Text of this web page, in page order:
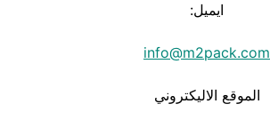
ايميل:
info@m2pack.com
الموقع الاليكتروني